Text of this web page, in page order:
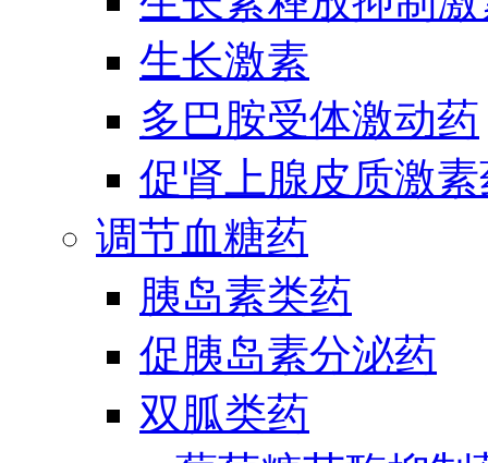
生长激素
多巴胺受体激动药
促肾上腺皮质激
调节血糖药
胰岛素类药
促胰岛素分泌药
双胍类药